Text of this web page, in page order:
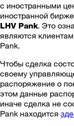
с иностранными
иностранной
LHV Pank. Это
являются
Pank.
Чтобы сделка
своему
распоряжение о
этом данные
иначе сделка не
Pank находится